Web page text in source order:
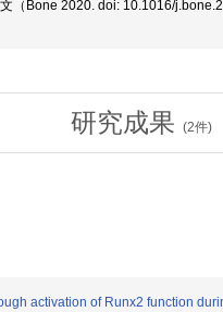
（Bone 2020. doi: 10.1016/
研究成果 (2件)
activation of Runx2 function